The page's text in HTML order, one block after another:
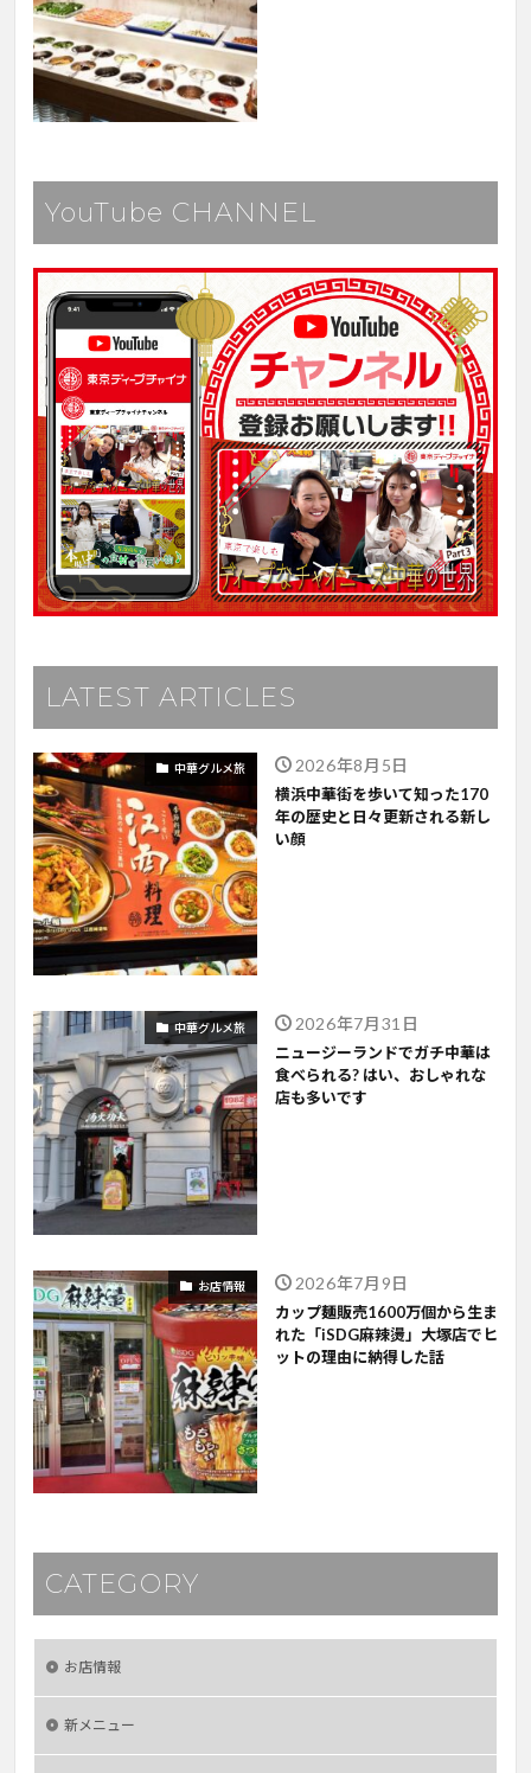
YouTube CHANNEL
LATEST ARTICLES
中華グルメ旅 2026年8月5日
横浜中華街を歩いて知った170
年の歴史と日々更新される新し
い顔
中華グルメ旅 2026年7月31日
ニュージーランドでガチ中華は
食べられる? はい、おしゃれな
店も多いです
お店情報 2026年7月9日
カップ麺販売1600万個から生ま
れた「iSDG麻辣燙」大塚店でヒ
ットの理由に納得した話
CATEGORY
お店情報
新メニュー